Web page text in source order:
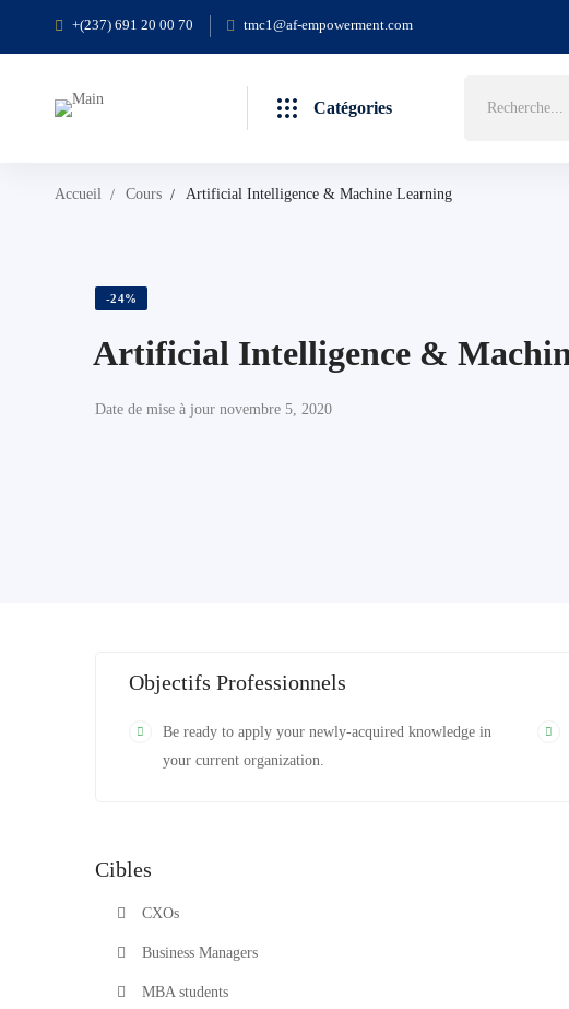
+(237) 691 20 00 70 tmc1@af-empowerment.com
Catégories
Accueil Cours Artificial Intelligence & Machine Learning
-24%
Artificial Intelligence &
Date de mise à jour novembre 5, 2020
Objectifs Professionnels
Be ready to apply your newly-acquired knowledge in
your current organization.
Cibles
CXOs
Business Managers
MBA students